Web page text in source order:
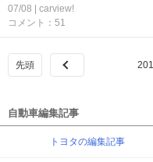
07/08 | carview!
コメント：51
201
自動車編集記事
トヨタの編集記事